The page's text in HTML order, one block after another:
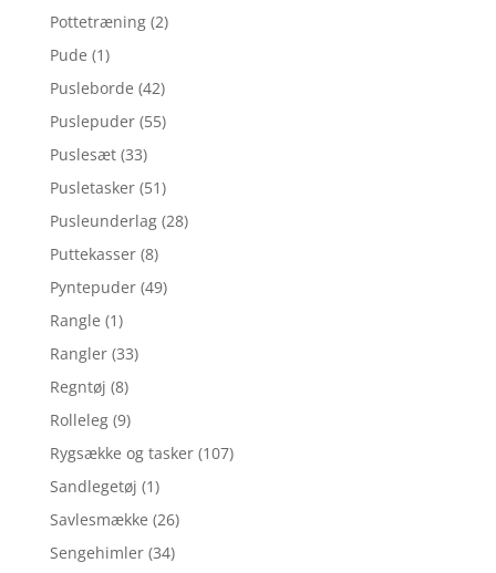
Pottetræning (2)
Pude (1)
Pusleborde (42)
Puslepuder (55)
Puslesæt (33)
Pusletasker (51)
Pusleunderlag (28)
Puttekasser (8)
Pyntepuder (49)
Rangle (1)
Rangler (33)
Regntøj (8)
Rolleleg (9)
Rygsække og tasker (107)
Sandlegetøj (1)
Savlesmække (26)
Sengehimler (34)